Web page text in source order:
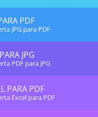
PDF
JPG para PDF
JPG
PDF para JPG
PARA PDF
Excel para PDF